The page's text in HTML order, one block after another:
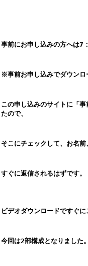
事前にお申し込みの方へは7
※事前お申し込みでダウンロ
この申し込みのサイトに「
たので、
そこにチェックして、お名前
すぐに返信されるはずです。
ビデオダウンロードですぐに
今回は2部構成となりました。